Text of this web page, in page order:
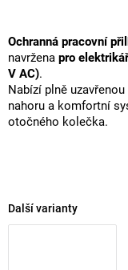
Ochranná pracovní
navržena pro
V AC).
Nabízí plně
nahoru a komfortní
otočného kolečka.
Další varianty